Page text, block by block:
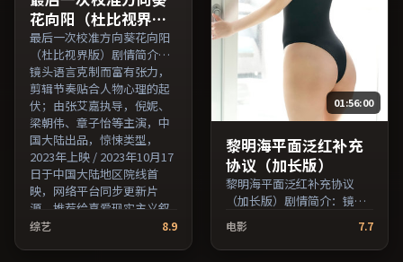
员交叉检索。）
索。）
花向阳（杜比视界
版）
最后一次校准方向葵花向阳
（杜比视界版）剧情简介：
镜头语言克制而富有张力，
剪辑节奏贴合人物心理的起
伏；由张艾嘉执导，倪妮、
梁朝伟、章子怡等主演，中
国大陆出品，惊悚类型，
2023年上映 / 2023年10月17
日于中国大陆地区院线首
映，网络平台同步更新片
源。推荐给喜爱现实主义叙
事与人文关怀题材的影迷。
综艺 8.9
01:56:00
黎明海平面泛红补充
协议（加长版）
黎明海平面泛红补充协议
（加长版）剧情简介：镜头
语言克制而富有张力，剪辑
节奏贴合人物心理的起伏；
由顾长卫执导，梁朝伟、全
电影 7.7